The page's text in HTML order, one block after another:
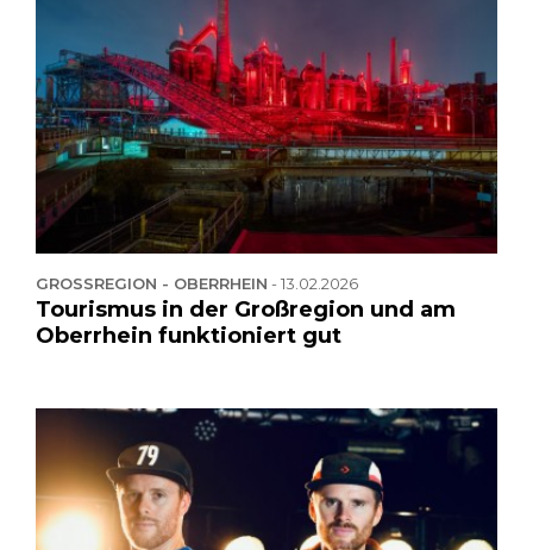
GROSSREGION - OBERRHEIN -13.02.2026
Tourismus in der Großregion und am
Oberrhein funktioniert gut